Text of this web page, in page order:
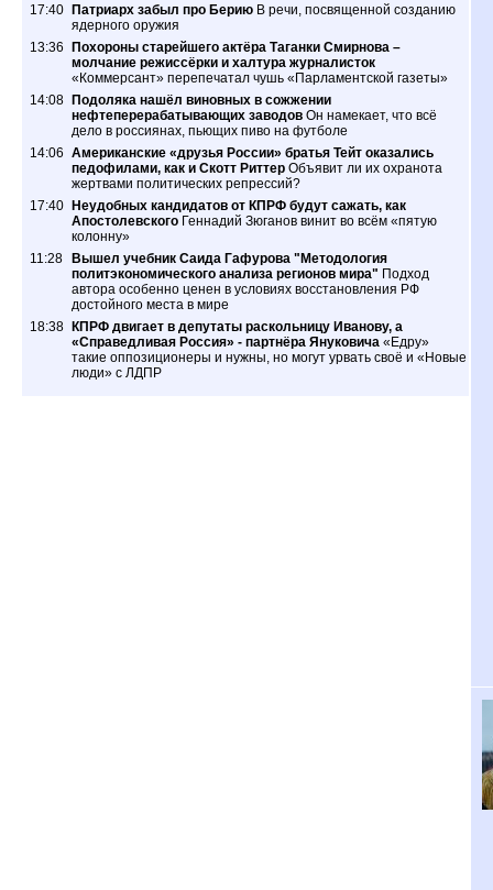
17:40 Патриарх забыл про Берию В речи, посвященной созданию
ядерного оружия
13:36 Похороны старейшего актёра Таганки Смирнова –
молчание режиссёрки и халтура журналисток
«Коммерсант» перепечатал чушь «Парламентской газеты»
14:08 Подоляка нашёл виновных в сожжении
нефтеперерабатывающих заводов Он намекает, что всё
дело в россиянах, пьющих пиво на футболе
14:06 Американские «друзья России» братья Тейт оказались
педофилами, как и Скотт Риттер Объявит ли их охранота
жертвами политических репрессий?
17:40 Неудобных кандидатов от КПРФ будут сажать, как
Апостолевского Геннадий Зюганов винит во всём «пятую
колонну»
11:28 Вышел учебник Саида Гафурова "Методология
политэкономического анализа регионов мира" Подход
автора особенно ценен в условиях восстановления РФ
достойного места в мире
18:38 КПРФ двигает в депутаты раскольницу Иванову, а
«Справедливая Россия» - партнёра Януковича «Едру»
такие оппозиционеры и нужны, но могут урвать своё и «Новые
люди» с ЛДПР